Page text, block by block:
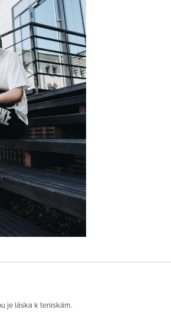
je láska k teniskám.